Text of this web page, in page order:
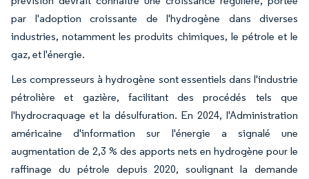
par l'adoption croissante de l'hydrogène dans diverses
industries, notamment les produits chimiques, le pétrole et le
gaz, et l'énergie.
Les compresseurs à hydrogène sont essentiels dans l'industrie
pétrolière et gazière, facilitant des procédés tels que
l'hydrocraquage et la désulfuration. En 2024, l'Administration
américaine d'information sur l'énergie a signalé une
augmentation de 2,3 % des apports nets en hydrogène pour le
raffinage du pétrole depuis 2020, soulignant la demande